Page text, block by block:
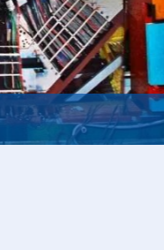
钍-228，商业供货